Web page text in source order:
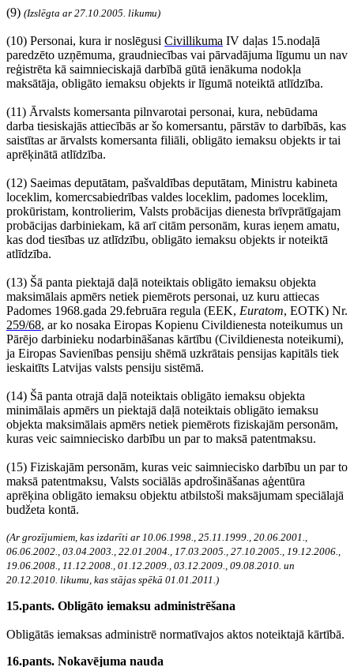
(9) (Izslēgta ar 27.10.2005. likumu)
(10) Personai, kura ir noslēgusi Civillikuma IV daļas 15.nodaļā
paredzēto uzņēmuma, graudniecības vai pārvadājuma līgumu un nav
reģistrēta kā saimnieciskajā darbībā gūtā ienākuma nodokļa
maksātāja, obligāto iemaksu objekts ir līgumā noteiktā atlīdzība.
(11) Ārvalsts komersanta pilnvarotai personai, kura, nebūdama
darba tiesiskajās attiecībās ar šo komersantu, pārstāv to darbībās, kas
saistītas ar ārvalsts komersanta filiāli, obligāto iemaksu objekts ir tai
aprēķinātā atlīdzība.
(12) Saeimas deputātam, pašvaldības deputātam, Ministru kabineta
loceklim, komercsabiedrības valdes loceklim, padomes loceklim,
prokūristam, kontrolierim, Valsts probācijas dienesta brīvprātīgajam
probācijas darbiniekam, kā arī citām personām, kuras ieņem amatu,
kas dod tiesības uz atlīdzību, obligāto iemaksu objekts ir noteiktā
atlīdzība.
(13) Šā panta piektajā daļā noteiktais obligāto iemaksu objekta
maksimālais apmērs netiek piemērots personai, uz kuru attiecas
Padomes 1968.gada 29.februāra regula (EEK, Euratom, EOTK) Nr.
259/68, ar ko nosaka Eiropas Kopienu Civildienesta noteikumus un
Pārējo darbinieku nodarbināšanas kārtību (Civildienesta noteikumi),
ja Eiropas Savienības pensiju shēmā uzkrātais pensijas kapitāls tiek
ieskaitīts Latvijas valsts pensiju sistēmā.
(14) Šā panta otrajā daļā noteiktais obligāto iemaksu objekta
minimālais apmērs un piektajā daļā noteiktais obligāto iemaksu
objekta maksimālais apmērs netiek piemērots fiziskajām personām,
kuras veic saimniecisko darbību un par to maksā patentmaksu.
(15) Fiziskajām personām, kuras veic saimniecisko darbību un par to
maksā patentmaksu, Valsts sociālās apdrošināšanas aģentūra
aprēķina obligāto iemaksu objektu atbilstoši maksājumam speciālajā
budžeta kontā.
(Ar grozījumiem, kas izdarīti ar 10.06.1998., 25.11.1999., 20.06.2001.,
06.06.2002., 03.04.2003., 22.01.2004., 17.03.2005., 27.10.2005., 19.12.2006.,
19.06.2008., 11.12.2008., 01.12.2009., 03.12.2009., 09.08.2010. un
20.12.2010. likumu, kas stājas spēkā 01.01.2011.)
15.pants. Obligāto iemaksu administrēšana
Obligātās iemaksas administrē normatīvajos aktos noteiktajā kārtībā.
16.pants. Nokavējuma nauda